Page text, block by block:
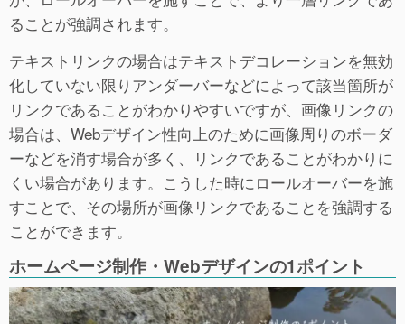
ることが強調されます。
テキストリンクの場合はテキストデコレーションを無効
化していない限りアンダーバーなどによって該当箇所が
リンクであることがわかりやすいですが、画像リンクの
場合は、Webデザイン性向上のために画像周りのボーダ
ーなどを消す場合が多く、リンクであることがわかりに
くい場合があります。こうした時にロールオーバーを施
すことで、その場所が画像リンクであることを強調する
ことができます。
ホームページ制作・Webデザインの1ポイント